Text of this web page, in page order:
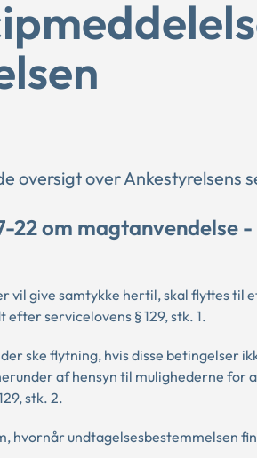
oversigt over Ankestyrelsens
22 om
vil give samtykke hertil, skal flyttes
servicelovens § 129, stk. 1.
ske flytning, hvis disse betingelser
af hensyn til mulighederne for
stk. 2.
hvornår undtagelsesbestemmelsen